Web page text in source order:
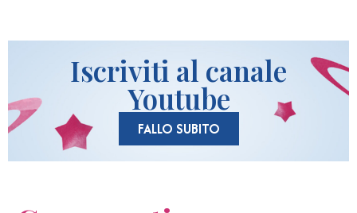
Iscriviti al canale
Youtube
FALLO SUBITO